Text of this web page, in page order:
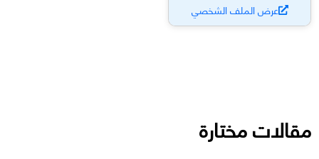
عرض الملف الشخصي
مقالات مختارة